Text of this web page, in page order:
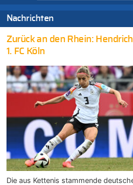
Nachrichten
Zurück an den Rhein:
1. FC Köln
Die aus Kettenis stammende